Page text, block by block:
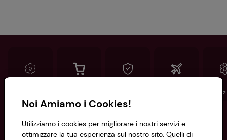
Informazioni
Noi Amiamo i Cookies!
Utilizziamo i cookies per migliorare i nostri servizi e
ottimizzare la tua esperienza sul nostro sito. Quelli di